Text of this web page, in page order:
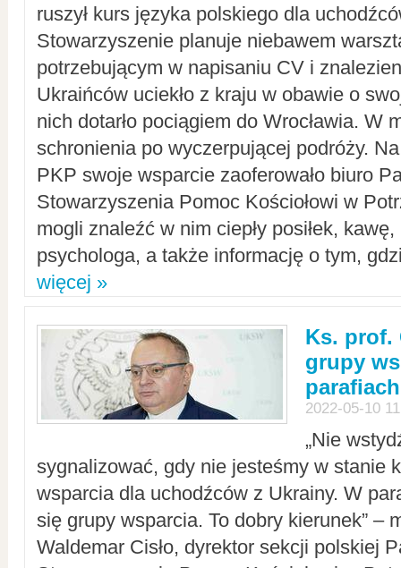
ruszył kurs języka polskiego dla
Stowarzyszenie planuje niebawem
potrzebującym w napisaniu CV i
Ukraińców uciekło z kraju w obawie o
nich dotarło pociągiem do Wrocławia. W
schronienia po wyczerpującej podróży.
PKP swoje wsparcie zaoferowało biuro
Stowarzyszenia Pomoc Kościołowi w
mogli znaleźć w nim ciepły posiłek,
psychologa, a także informację o tym,
więcej »
Ks. prof.
grupy
parafiach
2022-05-10
„Nie
sygnalizować, gdy nie jesteśmy w stanie
wsparcia dla uchodźców z Ukrainy. W
się grupy wsparcia. To dobry kierunek” –
Waldemar Cisło, dyrektor sekcji polskiej